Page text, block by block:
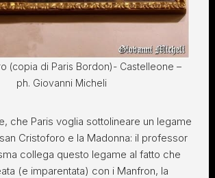
(copia di Paris Bordon)- Castelleone –
ph. Giovanni Micheli
che Paris voglia sottolineare un legame
Cristoforo e la Madonna: il professor
collega questo legame al fatto che
(e imparentata) con i Manfron, la